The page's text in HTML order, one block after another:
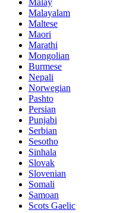
Malayalam
Maltese
Maori
Marathi
Mongolian
Burmese
Nepali
Norwegian
Pashto
Persian
Punjabi
Serbian
Sesotho
Sinhala
Slovak
Slovenian
Somali
Samoan
Scots Gaelic